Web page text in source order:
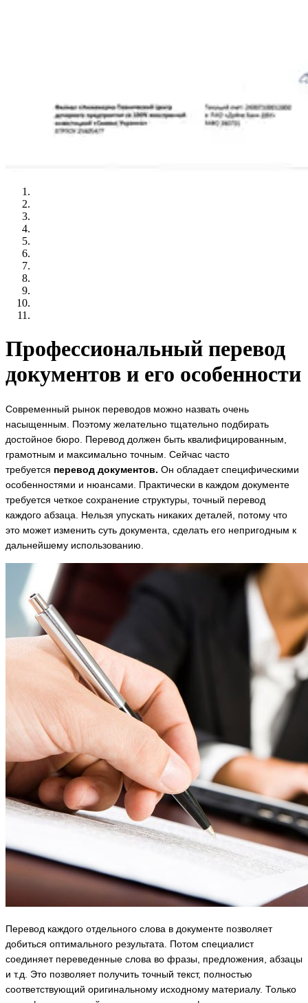
Профессиональный перевод
документов и его особенности
Современный рынок переводов можно назвать очень
насыщенным. Поэтому желательно тщательно подбирать
достойное бюро. Перевод должен быть квалифицированным,
грамотным и максимально точным. Сейчас часто
требуется перевод документов. Он обладает специфическими
особенностями и нюансами. Практически в каждом документе
требуется четкое сохранение структуры, точный перевод
каждого абзаца. Нельзя упускать никаких деталей, потому что
это может изменить суть документа, сделать его непригодным к
дальнейшему использованию.
Перевод каждого отдельного слова в документе позволяет
добиться оптимального результата. Потом специалист
соединяет переведенные слова во фразы, предложения, абзацы
и т.д. Это позволяет получить точный текст, полностью
соответствующий оригинальному исходному материалу. Только